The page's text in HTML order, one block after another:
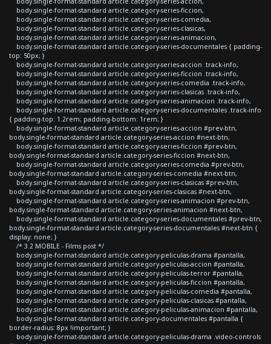
body.single-format-standard article.category-series-ficcion,
body.single-format-standard article.category-series-comedia,
body.single-format-standard article.category-series-clasicas,
body.single-format-standard article.category-series-animacion,
body.single-format-standard article.category-series-documentales { padding-
top: 50px; }
body.single-format-standard article.category-series-accion .track-info,
body.single-format-standard article.category-series-ficcion .track-info,
body.single-format-standard article.category-series-comedia .track-info,
body.single-format-standard article.category-series-clasicas .track-info,
body.single-format-standard article.category-series-animacion .track-info,
body.single-format-standard article.category-series-documentales .track-info
{ padding-top: 1.2rem; padding-bottom: 1rem; }
body.single-format-standard article.category-series-accion #prev-btn,
body.single-format-standard article.category-series-accion #next-btn,
body.single-format-standard article.category-series-ficcion #prev-btn,
body.single-format-standard article.category-series-ficcion #next-btn,
body.single-format-standard article.category-series-comedia #prev-btn,
body.single-format-standard article.category-series-comedia #next-btn,
body.single-format-standard article.category-series-clasicas #prev-btn,
body.single-format-standard article.category-series-clasicas #next-btn,
body.single-format-standard article.category-series-animacion #prev-btn,
body.single-format-standard article.category-series-animacion #next-btn,
body.single-format-standard article.category-series-documentales #prev-btn,
body.single-format-standard article.category-series-documentales #next-btn {
display: none; }
/* 3.2 MOBILE - Films post */
body.single-format-standard article.category-peliculas-drama #pantalla,
body.single-format-standard article.category-peliculas-accion #pantalla,
body.single-format-standard article.category-peliculas-terror #pantalla,
body.single-format-standard article.category-peliculas-ficcion #pantalla,
body.single-format-standard article.category-peliculas-comedia #pantalla,
body.single-format-standard article.category-peliculas-clasicas #pantalla,
body.single-format-standard article.category-peliculas-animacion #pantalla,
body.single-format-standard article.category-documentales #pantalla {
border-radius: 8px !important; }
body.single-format-standard article.category-peliculas-drama .video-controls